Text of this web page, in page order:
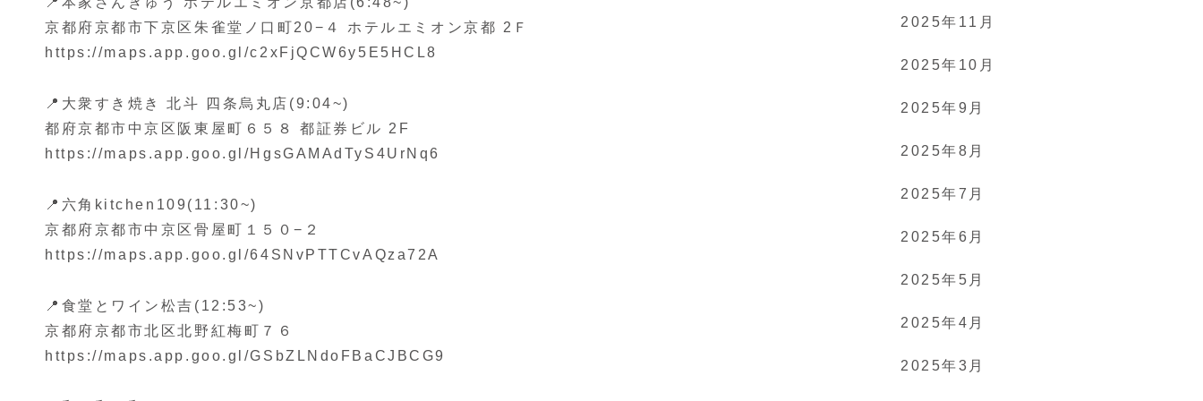
京都府京都市下京区朱雀堂ノ口町20−４ ホテルエミオン京都 2Ｆ
https://maps.app.goo.gl/c2xFjQCW6y5E5HCL8
📍大衆すき焼き 北斗 四条烏丸店(9:04~)
都府京都市中京区阪東屋町６５８ 都証券ビル 2F
https://maps.app.goo.gl/HgsGAMAdTyS4UrNq6
📍六角kitchen109(11:30~)
京都府京都市中京区骨屋町１５０−２
https://maps.app.goo.gl/64SNvPTTCvAQza72A
📍食堂とワイン松吉(12:53~)
京都府京都市北区北野紅梅町７６
https://maps.app.goo.gl/GSbZLNdoFBaCJBCG9
2025年11月
2025年10月
2025年9月
2025年8月
2025年7月
2025年6月
2025年5月
2025年4月
2025年3月